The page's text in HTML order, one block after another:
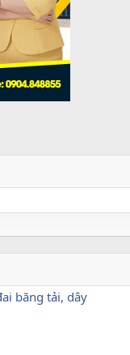
băng tải, dây